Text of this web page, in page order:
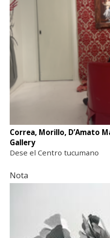
Correa, Morillo, D’Amato
Gallery
Dese el Centro tucumano
Nota